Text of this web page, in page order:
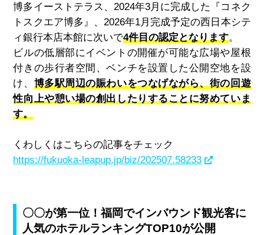
博多イーストテラス、 2024年3月に完成した『コネク
トスクエア博多』、 2026年1月完成予定の西日本シテ
ィ銀行本店本館に次いで4件目の認定となります。
ビルの低層部にイベントの開催が可能な広場や屋根
付きの歩行者空間、ベンチを設置した公開空地を設
け、 博多駅周辺の賑わいをつなげながら、街の回遊
性向上や憩い場の創出したりすることに努めていま
す。
くわしくはこちらの記事をチェック
https://fukuoka-leapup.jp/biz/202507.58233
〇〇が第一位！福岡でインバウンド観光客に
人気のホテルランキングTOP10が公開